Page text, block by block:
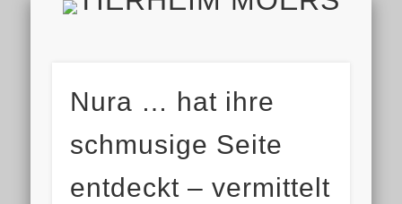
HOME
AKTUELL
ALLE TIERE
HELFEN
TIERHEIM & VEREIN
VIELEN DANK!
IMPRESSUM & DATENSCHUTZ
FINDEFIX
Nura … hat ihre
schmusige Seite
entdeckt – vermittelt